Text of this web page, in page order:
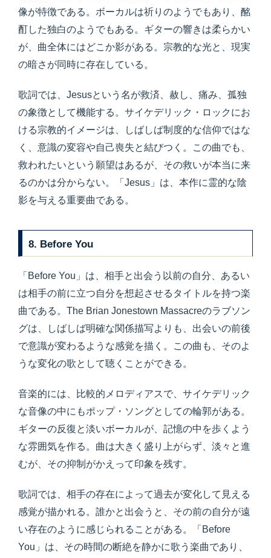
像が特徴である。ボーカルは祈りのようでもあり、酩
酊した独白のようでもある。ギターの響きは柔らかい
が、曲全体にはどこか影がある。宗教的な光と、現実
の暗さが同時に存在している。
歌詞では、Jesusという名が救済、赦し、痛み、孤独
の象徴として機能する。サイケデリック・ロックにお
ける宗教的イメージは、しばしば制度的な信仰ではな
く、意識の変容や自己喪失と結びつく。この曲でも、
救われたいという願望はあるが、その救いが本当に来
るのかは分からない。「Jesus」は、本作に霊的な陰
影を与える重要曲である。
8. Before You
「Before You」は、相手と出会う以前の自分、あるい
は相手の前に立つ自分を想起させるタイトルを持つ楽
曲である。The Brian Jonestown Massacreのラブソン
グは、しばしば明確な関係描写よりも、出会いの前後
で意識が変わるような感覚を描く。この曲も、そのよ
うな変化の歌として聴くことができる。
音楽的には、比較的メロディアスで、サイケデリック
な音像の中にもポップ・ソングとしての輪郭がある。
ギターの反復と淡いボーカルが、記憶の中を歩くよう
な雰囲気を作る。曲は大きく盛り上がらず、淡々と進
むが、その抑制がかえって印象を残す。
歌詞では、相手の存在によって過去が変化して見える
感覚が描かれる。誰かと出会うと、その前の自分が遠
い存在のように感じられることがある。「Before
You」は、その時間の断絶を静かに歌う楽曲であり、